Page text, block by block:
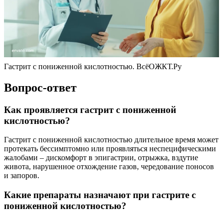
Гастрит с пониженной кислотностью. ВсёОЖКТ.Ру
Вопрос-ответ
Как проявляется гастрит с пониженной
кислотностью?
Гастрит с пониженной кислотностью длительное время может
протекать бессимптомно или проявляться неспецифическими
жалобами – дискомфорт в эпигастрии, отрыжка, вздутие
живота, нарушенное отхождение газов, чередование поносов
и запоров.
Какие препараты назначают при гастрите с
пониженной кислотностью?